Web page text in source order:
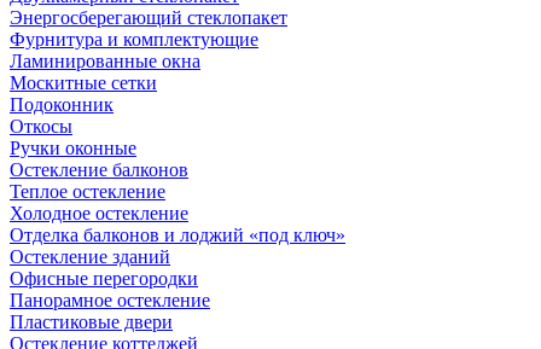
Энергосберегающий стеклопакет
Фурнитура и комплектующие
Ламинированные окна
Москитные сетки
Подоконник
Откосы
Ручки оконные
Остекление балконов
Теплое остекление
Холодное остекление
Отделка балконов и лоджий «под ключ»
Остекление зданий
Офисные перегородки
Панорамное остекление
Пластиковые двери
Остекление коттеджей